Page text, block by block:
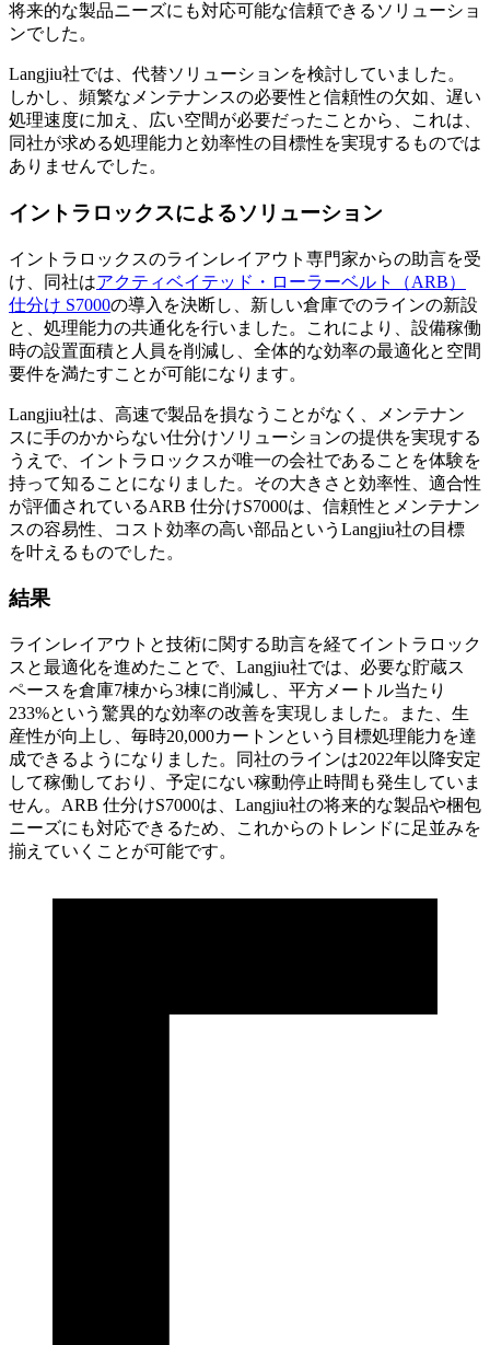
将来的な製品ニーズにも対応可能な信頼できるソリューショ
ンでした。
Langjiu社では、代替ソリューションを検討していました。
しかし、頻繁なメンテナンスの必要性と信頼性の欠如、遅い
処理速度に加え、広い空間が必要だったことから、これは、
同社が求める処理能力と効率性の目標性を実現するものでは
ありませんでした。
イントラロックスによるソリューション
イントラロックスのラインレイアウト専門家からの助言を受
け、同社はアクティベイテッド・ローラーベルト（ARB）
仕分け S7000の導入を決断し、新しい倉庫でのラインの新設
と、処理能力の共通化を行いました。これにより、設備稼働
時の設置面積と人員を削減し、全体的な効率の最適化と空間
要件を満たすことが可能になります。
Langjiu社は、高速で製品を損なうことがなく、メンテナン
スに手のかからない仕分けソリューションの提供を実現する
うえで、イントラロックスが唯一の会社であることを体験を
持って知ることになりました。その大きさと効率性、適合性
が評価されているARB 仕分けS7000は、信頼性とメンテナン
スの容易性、コスト効率の高い部品というLangjiu社の目標
を叶えるものでした。
結果
ラインレイアウトと技術に関する助言を経てイントラロック
スと最適化を進めたことで、Langjiu社では、必要な貯蔵ス
ペースを倉庫7棟から3棟に削減し、平方メートル当たり
233%という驚異的な効率の改善を実現しました。また、生
産性が向上し、毎時20,000カートンという目標処理能力を達
成できるようになりました。同社のラインは2022年以降安定
して稼働しており、予定にない稼動停止時間も発生していま
せん。ARB 仕分けS7000は、Langjiu社の将来的な製品や梱包
ニーズにも対応できるため、これからのトレンドに足並みを
揃えていくことが可能です。